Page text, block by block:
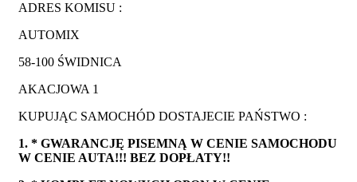
ADRES KOMISU :
AUTOMIX
58-100 ŚWIDNICA
AKACJOWA 1
KUPUJĄC SAMOCHÓD DOSTAJECIE PAŃSTWO :
1. * GWARANCJĘ PISEMNĄ W CENIE SAMOCHODU
W CENIE AUTA!!! BEZ DOPŁATY!!